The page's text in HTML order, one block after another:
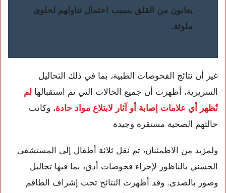
يعانون من القلق بسبب احتمال تناولهم لحلوى
ملوثة.
غير أن نتائج الفحوصات الطبية، بما في ذلك التحاليل
السريرية، أظهرت أن جميع الحالات التي تم استقبالها لم
تُظهر أي علامات إصابة أو آثار لابتلاع مواد حادة، وكانت
حالتهم الصحية مستقرة وجيدة
ولمزيد من الاطمئنان، تم نقل ثلاثة أطفال إلى المستشفى
الحسني بالناظور لإجراء فحوصات أدق، بما فيها تحاليل
وصور بالصدى. وقد أظهرت النتائج تحت إشراف الطاقم